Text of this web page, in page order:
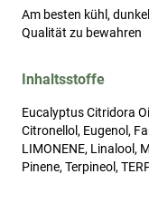
Am besten kühl,
Qualität zu bewahren
Inhaltsstoffe
Eucalyptus Citridora
Citronellol, Eugenol,
LIMONENE, Linalool,
Pinene, Terpineol,